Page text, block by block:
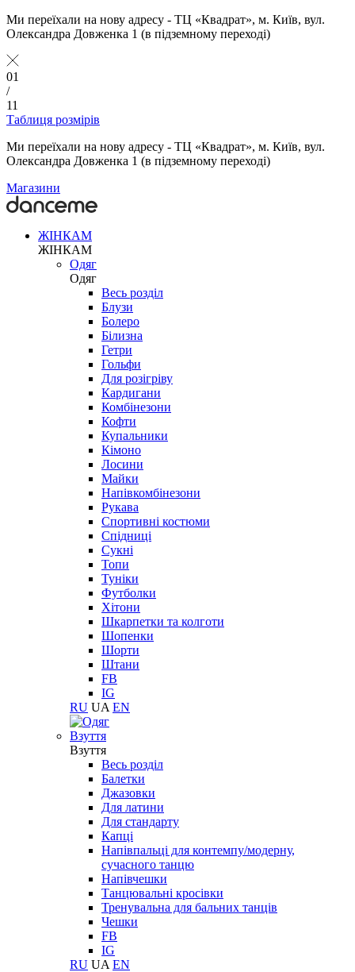
Ми переїхали на нову адресу - ТЦ «Квадрат», м. Київ, вул.
Олександра Довженка 1 (в підземному переході)
01
/
11
Таблиця розмірів
Ми переїхали на нову адресу - ТЦ «Квадрат», м. Київ, вул.
Олександра Довженка 1 (в підземному переході)
Магазини
ЖІНКАМ
ЖІНКАМ
Одяг
Одяг
Весь розділ
Блузи
Болеро
Білизна
Гетри
Гольфи
Для розігріву
Кардигани
Комбінезони
Кофти
Купальники
Кімоно
Лосини
Майки
Напівкомбінезони
Рукава
Спортивні костюми
Спідниці
Сукні
Топи
Туніки
Футболки
Хітони
Шкарпетки та колготи
Шопенки
Шорти
Штани
FB
IG
RU UA EN
Взуття
Взуття
Весь розділ
Балетки
Джазовки
Для латини
Для стандарту
Капці
Напівпальці для контемпу/модерну,
сучасного танцю
Напівчешки
Танцювальні кросівки
Тренувальна для бальних танців
Чешки
FB
IG
RU UA EN